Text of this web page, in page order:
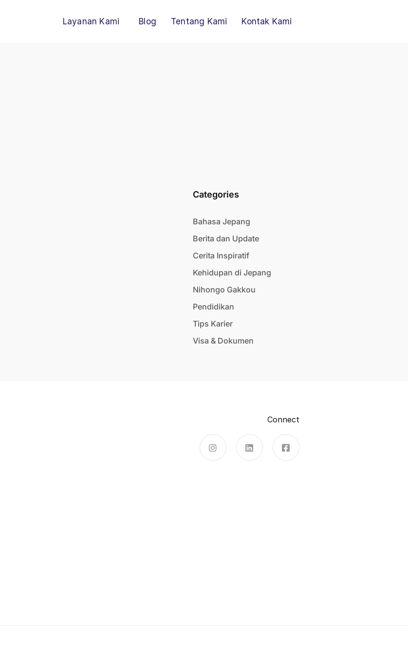
Layanan Kami Blog Tentang Kami Kontak Kami
Categories
Bahasa Jepang
Berita dan Update
Cerita Inspiratif
Kehidupan di Jepang
Nihongo Gakkou
Pendidikan
Tips Karier
Visa & Dokumen
Connect